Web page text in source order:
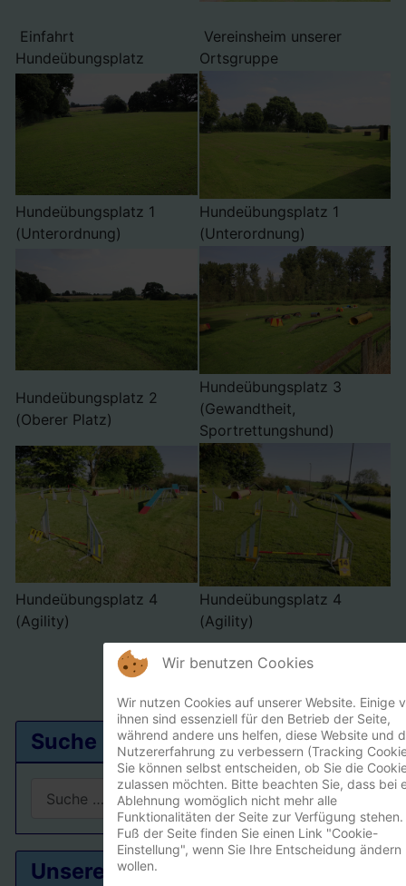
Suche
Type 2 or more characters for results.
Unsere Ortsgruppe
Einfahrt
Hundeübungsplatz
Vereinsheim unserer
Ortsgruppe
Hundeübungsplatz 1
(Unterordnung)
Hundeübungsplatz 1
(Unterordnung)
Hundeübungsplatz 2
(Oberer Platz)
Hundeübungsplatz 3
(Gewandtheit,
Sportrettungshund)
Hundeübungsplatz 4
(Agility)
Hundeübungsplatz 4
(Agility)
Wir benutzen Cookies
Wir nutzen Cookies auf unserer Website. Einige
ihnen sind essenziell für den Betrieb der Seite,
während andere uns helfen, diese Website und
Nutzererfahrung zu verbessern (Tracking
Sie können selbst entscheiden, ob Sie die
zulassen möchten. Bitte beachten Sie, dass bei
Ablehnung womöglich nicht mehr alle
Funktionalitäten der Seite zur Verfügung stehen.
Fuß der Seite finden Sie einen Link "Cookie-
Einstellung", wenn Sie Ihre Entscheidung ändern
wollen.